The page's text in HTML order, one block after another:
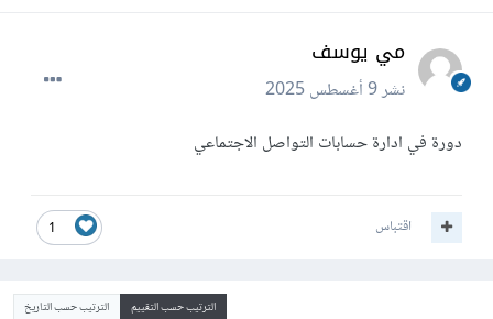
مي يوسف
نشر9 أغسطس 2025
دورة في ادارة حسابات التواصل الاجتماعي
1 اقتباس
الترتيب حسب التقييم الترتيب حسب التاريخ